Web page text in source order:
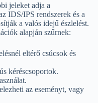
jeleket adja a
IDS/IPS rendszerek és a
a valós idejű észlelést.
alapján szűrnek:
eltérő csúcsok és
kéréscsoportok.
az eseményt, vagy